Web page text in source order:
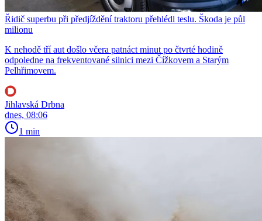
Řidič superbu při předjíždění traktoru přehlédl teslu. Škoda je půl
milionu
K nehodě tří aut došlo včera patnáct minut po čtvrté hodině
odpoledne na frekventované silnici mezi Čížkovem a Starým
Pelhřimovem.
Jihlavská Drbna
dnes, 08:06
1 min